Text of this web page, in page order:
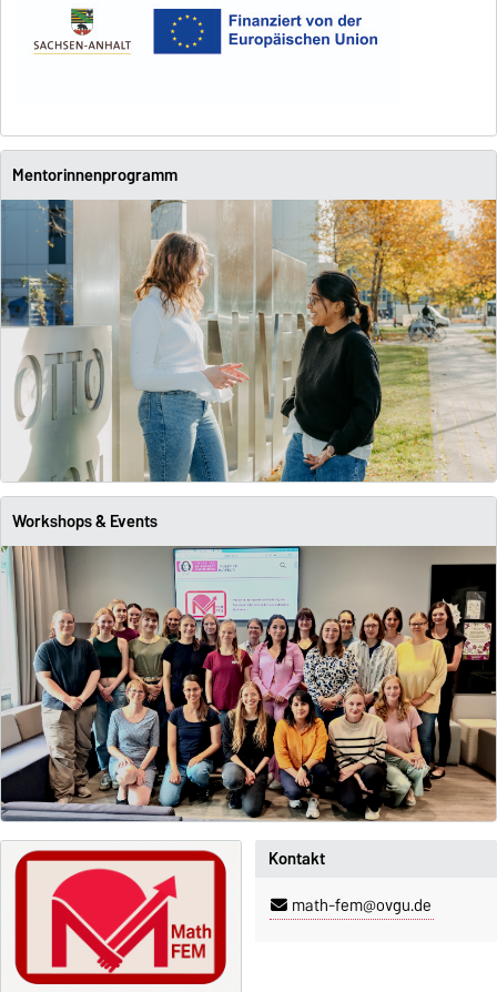
Mentorinnenprogramm
Workshops & Events
Kontakt
math-fem@ovgu.de